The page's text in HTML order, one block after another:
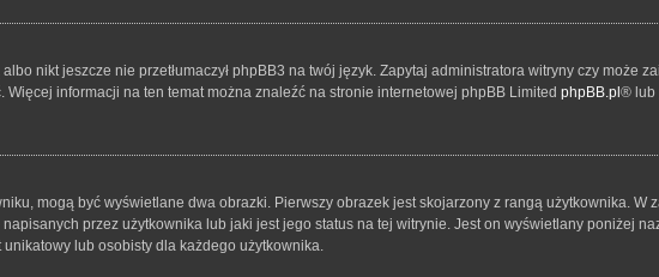
nikt jeszcze nie przetłumaczył phpBB3 na twój język. Zapytaj administratora witryny czy może
informacji na ten temat można znaleźć na stronie internetowej phpBB Limited phpBB.pl® lub
mogą być wyświetlane dwa obrazki. Pierwszy obrazek jest skojarzony z rangą użytkownika. W
przez użytkownika lub jaki jest jego status na tej witrynie. Jest on wyświetlany poniżej
lub osobisty dla każdego użytkownika.